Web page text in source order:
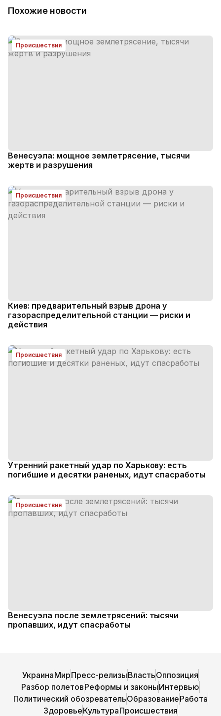
Похожие новости
Происшествия
Венесуэла: мощное землетрясение, тысячи
жертв и разрушения
Происшествия
Киев: предварительный взрыв дрона у
газораспределительной станции — риски и
действия
Происшествия
Утренний ракетный удар по Харькову: есть
погибшие и десятки раненых, идут спасработы
Происшествия
Венесуэла после землетрясений: тысячи
пропавших, идут спасработы
УкраинаМирПресс-релизыВластьОппозиция
Разбор полетовРеформы и законыИнтервью
Политический обозревательОбразованиеРабота
ЗдоровьеКультураПроисшествия